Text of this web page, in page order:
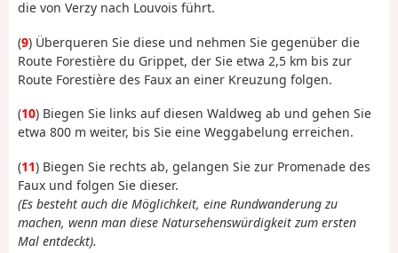
die von Verzy nach Louvois führt.
(9) Überqueren Sie diese und nehmen Sie gegenüber die
Route Forestière du Grippet, der Sie etwa 2,5 km bis zur
Route Forestière des Faux an einer Kreuzung folgen.
(10) Biegen Sie links auf diesen Waldweg ab und gehen Sie
etwa 800 m weiter, bis Sie eine Weggabelung erreichen.
(11) Biegen Sie rechts ab, gelangen Sie zur Promenade des
Faux und folgen Sie dieser.
(Es besteht auch die Möglichkeit, eine Rundwanderung zu
machen, wenn man diese Natursehenswürdigkeit zum ersten
Mal entdeckt).